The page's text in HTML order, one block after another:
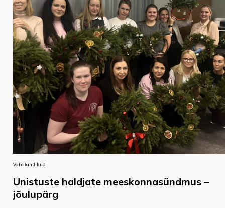
Vabatahtlikud
Unistuste haldjate meeskonnasündmus –
jõulupärg